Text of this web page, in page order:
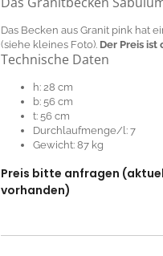
Das Becken aus Granit pink hat
(siehe kleines Foto). Der Preis
Technische Daten
h: 28 cm
b: 56 cm
t: 56 cm
Durchlaufmenge/l: 7
Gewicht: 87 kg
Preis bitte anfragen
vorhanden)